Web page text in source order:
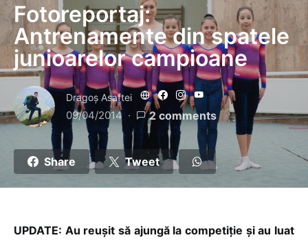
Fotoreportaj:
Antrenamente din spatele
junioarelor campioane
Dragoş Asaftei
09/04/2014 2 comments
Share Tweet
UPDATE: Au reușit să ajungă la competiție și au luat